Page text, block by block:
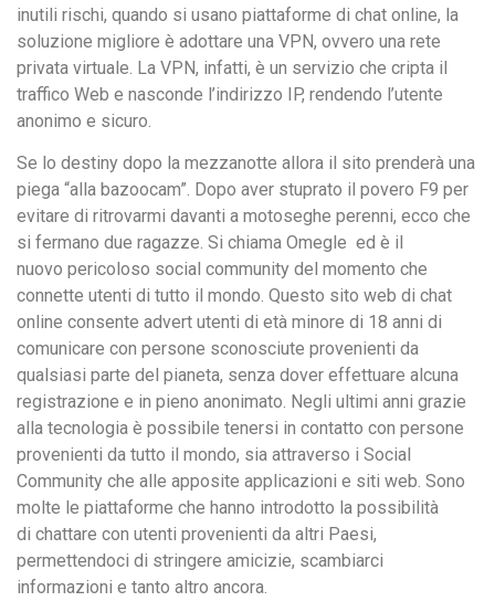
inutili rischi, quando si usano piattaforme di chat online, la
soluzione migliore è adottare una VPN, ovvero una rete
privata virtuale. La VPN, infatti, è un servizio che cripta il
traffico Web e nasconde l’indirizzo IP, rendendo l’utente
anonimo e sicuro.
Se lo destiny dopo la mezzanotte allora il sito prenderà una
piega “alla bazoocam”. Dopo aver stuprato il povero F9 per
evitare di ritrovarmi davanti a motoseghe perenni, ecco che
si fermano due ragazze. Si chiama Omegle ed è il
nuovo pericoloso social community del momento che
connette utenti di tutto il mondo. Questo sito web di chat
online consente advert utenti di età minore di 18 anni di
comunicare con persone sconosciute provenienti da
qualsiasi parte del pianeta, senza dover effettuare alcuna
registrazione e in pieno anonimato. Negli ultimi anni grazie
alla tecnologia è possibile tenersi in contatto con persone
provenienti da tutto il mondo, sia attraverso i Social
Community che alle apposite applicazioni e siti web. Sono
molte le piattaforme che hanno introdotto la possibilità
di chattare con utenti provenienti da altri Paesi,
permettendoci di stringere amicizie, scambiarci
informazioni e tanto altro ancora.